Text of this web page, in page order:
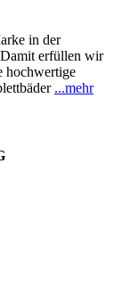
in der
erfüllen wir
hochwertige
...mehr